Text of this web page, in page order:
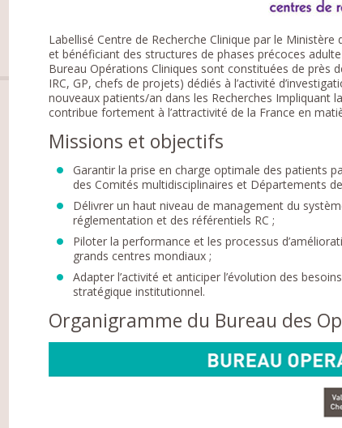
Labellisé Centre de Recherche Clinique par le
et bénéficiant des structures de phases précoces
Bureau Opérations Cliniques sont constituées de près
IRC, GP, chefs de projets) dédiés à l’activité
nouveaux patients/an dans les Recherches Impliquant
contribue fortement à l’attractivité de la France en
Missions et objectifs
Garantir la prise en charge optimale des patients
des Comités multidisciplinaires et Départements
Délivrer un haut niveau de management du
réglementation et des référentiels RC ;
Piloter la performance et les processus
grands centres mondiaux ;
Adapter l’activité et anticiper l’évolution des
stratégique institutionnel.
Organigramme du Bureau des